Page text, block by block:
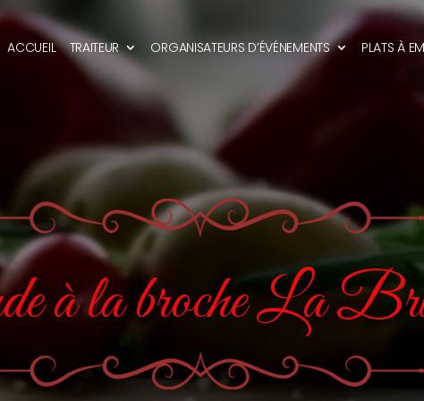
ACCUEIL TRAITEUR ORGANISATEURS D’ÉVÉNEMENTS PLATS À
à la broche La